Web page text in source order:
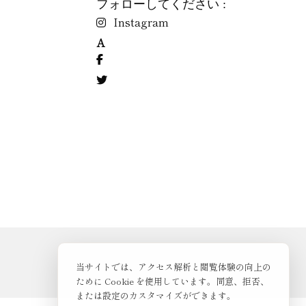
当サイトでは、アクセス解析と閲覧体験の向上の
ために Cookie を使用しています。同意、拒否、
または設定のカスタマイズができます。
フォローしてください :
Instagram
A